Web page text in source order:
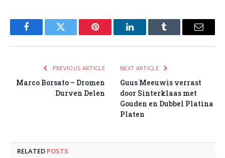
FacebookTwitter Pinterest LinkedInTumblr Email
PREVIOUS ARTICLE
Marco Borsato – Dromen
Durven Delen
NEXT ARTICLE
Guus Meeuwis verrast
door Sinterklaas met
Gouden en Dubbel Platina
Platen
RELATED POSTS